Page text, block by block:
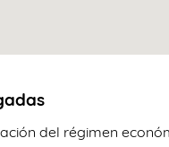
del régimen